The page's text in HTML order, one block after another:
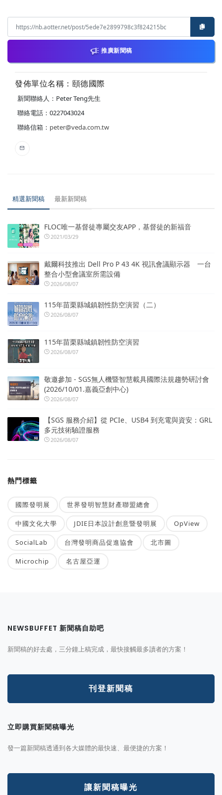
推廣新聞稿
發佈單位名稱：頤德國際
新聞聯絡人：Peter Teng先生
聯絡電話：0227043024
聯絡信箱： peter@veda.com.tw
精選新聞稿 最新新聞稿
FLOC唯一基督徒專屬交友APP，基督徒的新福音
2021/03/29
戴爾科技推出 Dell Pro P 43 4K 視訊會議顯示器 一台
整合小型會議室所需設備
2026/08/07
115年苗栗縣城鎮韌性防空演習（二）
2026/08/07
115年苗栗縣城鎮韌性防空演習
2026/08/07
敬邀參加 - SGS無人機暨智慧載具國際法規趨勢研討會
(2026/10/01.嘉義亞創中心)
2026/08/07
【SGS 服務介紹】從 PCIe、USB4 到充電與資安：GRL
多元技術驗證服務
2026/08/07
熱門標籤
國際發明展 世界發明智慧財產聯盟總會
中國文化大學 JDIE日本設計創意暨發明展 OpView
SocialLab 台灣發明商品促進協會 北市圖
Microchip 名古屋亞運
NEWSBUFFET 新聞稿自助吧
新聞稿的好去處，三分鐘上稿完成，最快接觸最多讀者的方案！
刊登新聞稿
立即購買新聞稿曝光
發一篇新聞稿透通到各大媒體的最快速、最便捷的方案！
讓新聞稿曝光